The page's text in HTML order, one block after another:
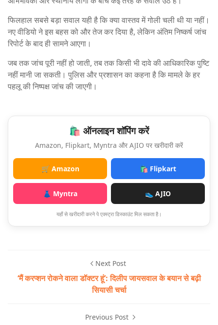
फिलहाल सबसे बड़ा सवाल यही है कि क्या वास्तव में गोली चली थी या नहीं।
नए वीडियो ने इस बहस को और तेज कर दिया है, लेकिन अंतिम निष्कर्ष जांच
रिपोर्ट के बाद ही सामने आएगा।
जब तक जांच पूरी नहीं हो जाती, तब तक किसी भी दावे की आधिकारिक पुष्टि
नहीं मानी जा सकती। पुलिस और प्रशासन का कहना है कि मामले के हर
पहलू की निष्पक्ष जांच की जाएगी।
🛍️ ऑनलाइन शॉपिंग करें
Amazon, Flipkart, Myntra और AJIO पर खरीदारी करें
🛒 Amazon 🛍️ Flipkart
👗 Myntra 👟 AJIO
यहाँ से खरीदारी करने पे एक्स्ट्रा डिस्काउंट मिल सकता है।
Next Post
‘मैं करप्शन रोकने वाला डॉक्टर हूं’: दिलीप जायसवाल के बयान से बढ़ी
सियासी चर्चा
Previous Post